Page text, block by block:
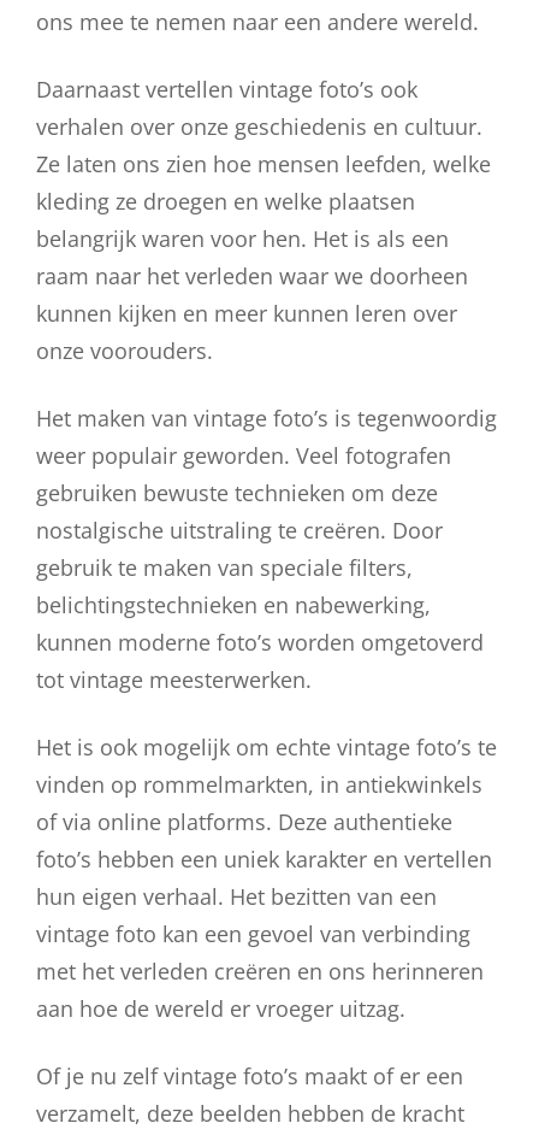
ons mee te nemen naar een andere wereld.
Daarnaast vertellen vintage foto’s ook
verhalen over onze geschiedenis en cultuur.
Ze laten ons zien hoe mensen leefden, welke
kleding ze droegen en welke plaatsen
belangrijk waren voor hen. Het is als een
raam naar het verleden waar we doorheen
kunnen kijken en meer kunnen leren over
onze voorouders.
Het maken van vintage foto’s is tegenwoordig
weer populair geworden. Veel fotografen
gebruiken bewuste technieken om deze
nostalgische uitstraling te creëren. Door
gebruik te maken van speciale filters,
belichtingstechnieken en nabewerking,
kunnen moderne foto’s worden omgetoverd
tot vintage meesterwerken.
Het is ook mogelijk om echte vintage foto’s te
vinden op rommelmarkten, in antiekwinkels
of via online platforms. Deze authentieke
foto’s hebben een uniek karakter en vertellen
hun eigen verhaal. Het bezitten van een
vintage foto kan een gevoel van verbinding
met het verleden creëren en ons herinneren
aan hoe de wereld er vroeger uitzag.
Of je nu zelf vintage foto’s maakt of er een
verzamelt, deze beelden hebben de kracht